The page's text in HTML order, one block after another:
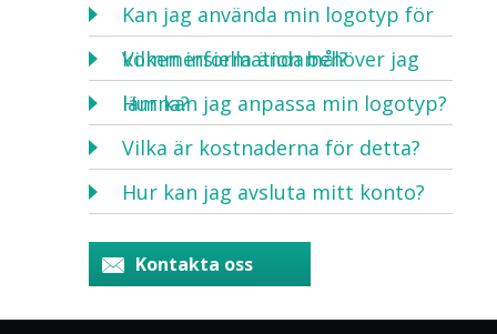
Kan jag använda min logotyp för
kommersiella ändamål?
Vilken information behöver jag
lämna?
Hur kan jag anpassa min logotyp?
Vilka är kostnaderna för detta?
Hur kan jag avsluta mitt konto?
Kontakta oss